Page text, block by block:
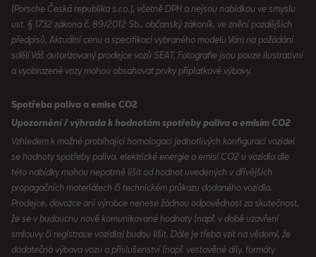
(Porsche Česká republika s.r.o.), včetně DPH a nejsou nabídkou ve smyslu
ust. § 1732 zákona č. 89/2012 Sb., občanský zákoník, ve znění pozdějších
předpisů. Aktuální cenu a specifikaci vybraného modelu Vám na požádání
sdělí Váš autorizovaný prodejce vozů SEAT. Fotografie jsou pouze ilustrativní
a vyobrazené vozy mohou obsahovat prvky příplatkové výbavy.
Spotřeba paliva a emise CO2
Upozornění / výhrada k hodnotám spotřeby paliva a emisím CO2
Vzhledem k možné probíhající homologaci jednotlivých konfigurací vozidel
se hodnoty spotřeby paliva, elektrické energie a emisí CO2 u vozidla dle
této nabídky mohou nepatrně lišit od hodnot uvedených v dřívějších
propagačních materiálech či technickém průkazu dodaného vozidla.
Prodejce, dovozce ani výrobce nenese žádnou odpovědnost za skutečnost,
že se v budoucnu nově komunikované hodnoty (např. v době uzavření
smlouvy či registrace vozidla) budou lišit. Dále je třeba vzít na vědomí, že
dodatečná výbava vozu a příslušenství (např. vestavěné díly, formáty